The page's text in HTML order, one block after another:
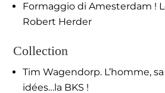
Formaggio di Amesterdam !
Robert Herder
Collection
Tim Wagendorp. L’homme,
idées…la BKS !